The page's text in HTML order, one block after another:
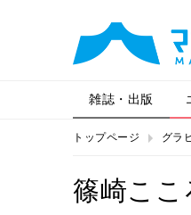
雑誌・出版
トップページ グラ
篠崎ここ